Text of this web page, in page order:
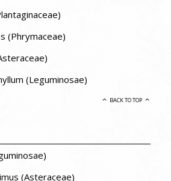
(Phrymaceae)
(Leguminosae)
BACK TO TOP
(Asteraceae)